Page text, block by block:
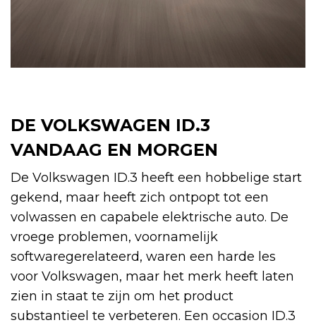
DE VOLKSWAGEN ID.3
VANDAAG EN MORGEN
De Volkswagen ID.3 heeft een hobbelige start
gekend, maar heeft zich ontpopt tot een
volwassen en capabele elektrische auto. De
vroege problemen, voornamelijk
softwaregerelateerd, waren een harde les
voor Volkswagen, maar het merk heeft laten
zien in staat te zijn om het product
substantieel te verbeteren. Een occasion ID.3